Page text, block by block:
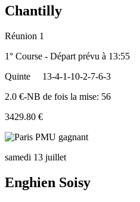
Chantilly
Réunion 1
1° Course - Départ prévu à 13:55
Quinte
13-4-1-10-2-7-6-3
2.0 €-NB de fois la mise: 56
3429.80 €
samedi 13 juillet
Enghien Soisy